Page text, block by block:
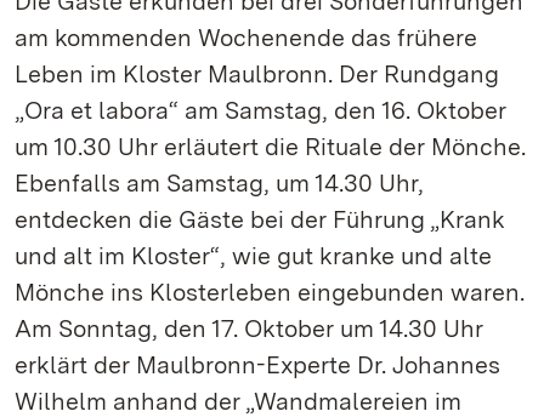
am kommenden Wochenende das frühere
Leben im Kloster Maulbronn. Der Rundgang
„Ora et labora“ am Samstag, den 16. Oktober
um 10.30 Uhr erläutert die Rituale der Mönche.
Ebenfalls am Samstag, um 14.30 Uhr,
entdecken die Gäste bei der Führung „Krank
und alt im Kloster“, wie gut kranke und alte
Mönche ins Klosterleben eingebunden waren.
Am Sonntag, den 17. Oktober um 14.30 Uhr
erklärt der Maulbronn-Experte Dr. Johannes
Wilhelm anhand der „Wandmalereien im